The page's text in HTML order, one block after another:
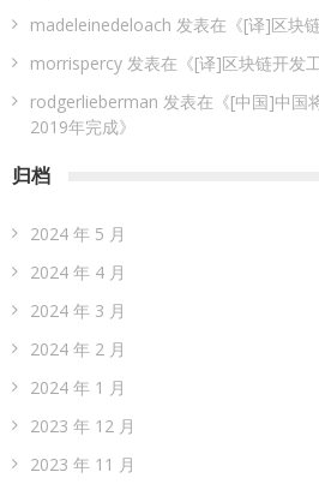
madeleinedeloach 发表在《[译]区块
morrispercy 发表在《[译]区块链开发
rodgerlieberman 发表在《[中国]中国
2019年完成》
归档
2024 年 5 月
2024 年 4 月
2024 年 3 月
2024 年 2 月
2024 年 1 月
2023 年 12 月
2023 年 11 月